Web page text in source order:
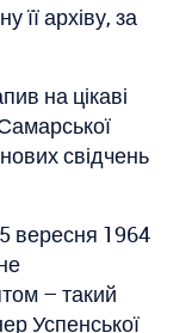
її архіву, за
на цікаві
свідчень
вересня 1964
– такий
Успенської